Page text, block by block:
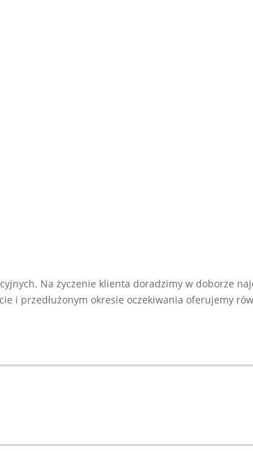
Na życzenie klienta doradzimy w doborze
i przedłużonym okresie oczekiwania oferujemy